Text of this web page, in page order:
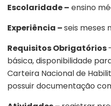
Escolaridade – ensino
Experiência –seis meses
Requisitos Obrigatórios
básica, disponibilidade
Carteira Nacional de
possuir documentação